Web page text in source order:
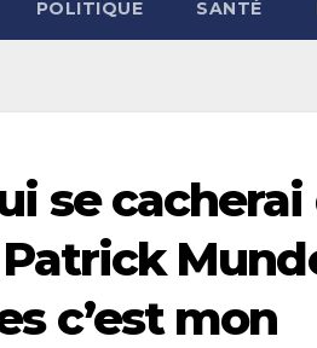
POLITIQUE SANTÉ
se
c’est mon